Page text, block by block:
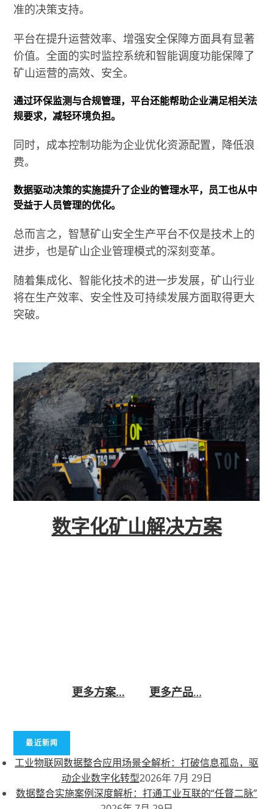
准的决策支持。
平台在提升运营效率、增强安全保障方面具有显著
价值。全面的实时监控系统和智能调度功能保障了
矿山运营的高效、安全。
通过环保监测与合规管理，平台还能帮助企业满足相关法
规要求，减轻环境负担。
同时，成本控制功能为企业优化资源配置，降低浪
费。
数据驱动决策的实施提升了企业的管理水平，员工也从中
受益于人员管理的优化。
总而言之，智慧矿山安全生产平台不仅是技术上的
进步，也是矿山企业管理模式的深刻变革。
随着集成化、智能化技术的进一步发展，矿山行业
将在生产效率、安全性及可持续发展方面取得更大
突破。
数字化矿山解决方案
更多方案…
更多产品…
最近新闻
工业物联网数据整合应用场景全解析：打破信息孤岛，驱
动企业数字化转型2026年 7月 29日
数据整合实施案例深度解析：打通工业互联的“任督二脉”